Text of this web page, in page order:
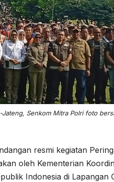
Senkom Mitra Polri foto
resmi kegiatan
oleh Kementerian
Indonesia di Lapangan